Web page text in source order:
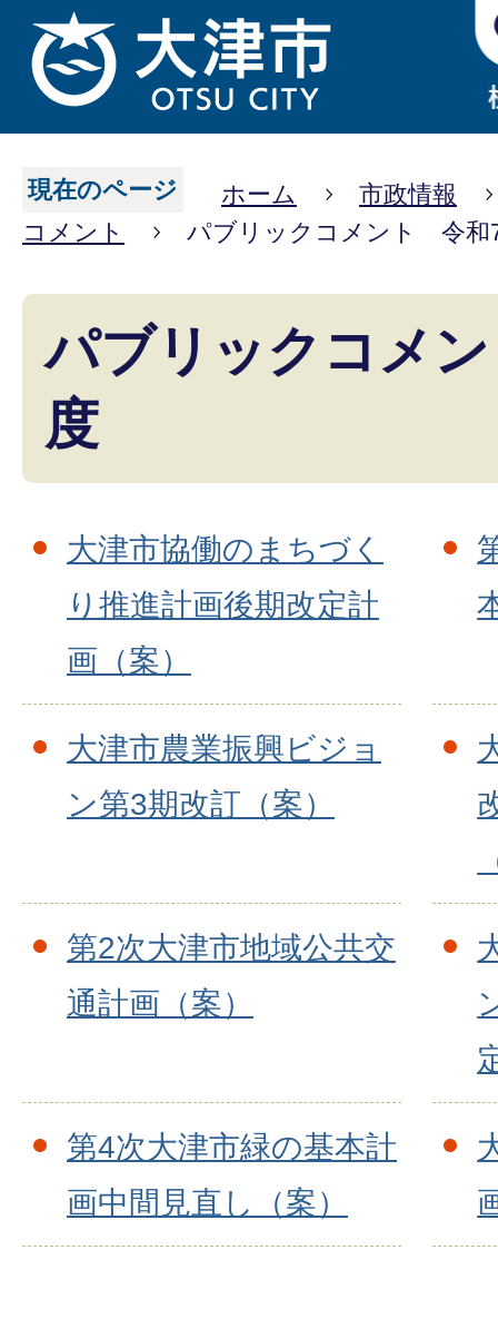
現在のページ ホーム
市政情報
コメント
パブリックコメント 令和
パブリックコメ
度
大津市協働のまちづく
り推進計画後期改定計
画（案）
大津市農業振興ビジョ
ン第3期改訂（案）
第2次大津市地域公共交
通計画（案）
第4次大津市緑の基本計
画中間見直し（案）